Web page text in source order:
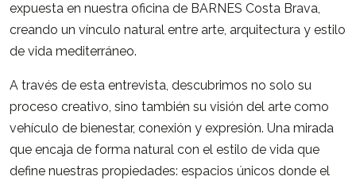
expuesta en nuestra oficina de BARNES Costa Brava,
creando un vínculo natural entre arte, arquitectura y estilo
de vida mediterráneo.
A través de esta entrevista, descubrimos no solo su
proceso creativo, sino también su visión del arte como
vehículo de bienestar, conexión y expresión. Una mirada
que encaja de forma natural con el estilo de vida que
define nuestras propiedades: espacios únicos donde el